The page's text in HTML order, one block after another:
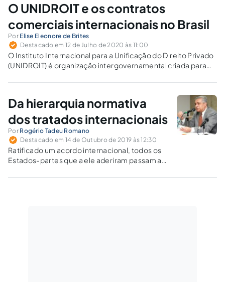
O UNIDROIT e os contratos
comerciais internacionais no Brasil
Por Elise Eleonore de Brites
Destacado em 12 de Julho de 2020 às 11:00
O Instituto Internacional para a Unificação do Direito Privado
(UNIDROIT) é organização intergovernamental criada para
transparente. O Brasil, além de ser membro, tem investido
no desenvolvimento de ferramentas legais proativas para
todo esse sistema.
Da hierarquia normativa
dos tratados internacionais
Por Rogério Tadeu Romano
Destacado em 14 de Outubro de 2019 às 12:30
Ratificado um acordo internacional, todos os
Estados-partes que a ele aderiram passam a
caso delas necessitem.